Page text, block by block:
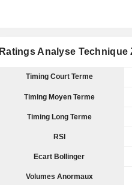
Ratings Analyse Technique
Timing Court Terme
Timing Moyen Terme
Timing Long Terme
RSI
Ecart Bollinger
Volumes Anormaux